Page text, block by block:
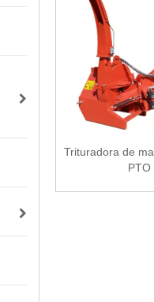
Trituradora de
PTO